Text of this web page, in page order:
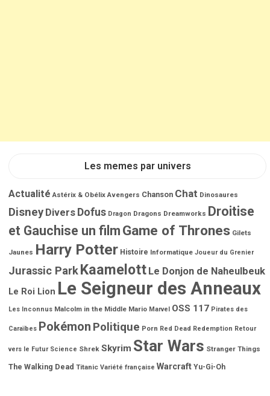
Les memes par univers
Actualité Astérix & Obélix Avengers Chanson Chat Dinosaures
Disney Divers Dofus Dragon Dragons Dreamworks Droitise
et Gauchise un film Game of Thrones Gilets
Jaunes Harry Potter Histoire Informatique Joueur du Grenier
Jurassic ParkKaamelott Le Donjon de Naheulbeuk
Le Roi Lion Le Seigneur des Anneaux
Les Inconnus Malcolm in the Middle Mario Marvel OSS 117 Pirates des
Caraïbes Pokémon Politique Porn Red Dead Redemption Retour
vers le Futur Science Shrek Skyrim Star Wars Stranger Things
The Walking Dead Titanic Variété française Warcraft Yu-Gi-Oh